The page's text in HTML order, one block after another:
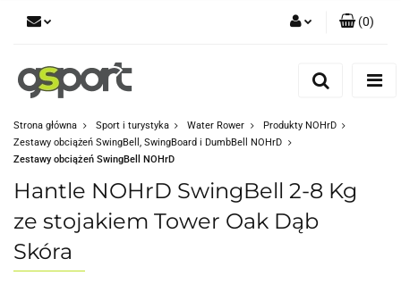
Dodaj zgłoszenie
Zgody cookies
(0)
Strona główna Sport i turystyka Water Rower
Produkty NOHrD
Zestawy obciążeń SwingBell, SwingBoard i DumbBell NOHrD
Zestawy obciążeń SwingBell NOHrD
Hantle NOHrD SwingBell 2-8 Kg
ze stojakiem Tower Oak Dąb
Skóra